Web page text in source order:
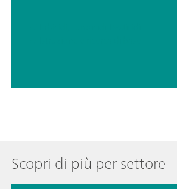
Scopri di più per settore